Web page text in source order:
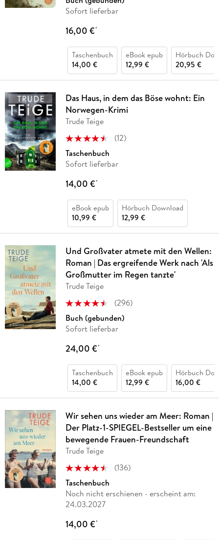
Sofort lieferbar
16,00 €*
Taschenbuch
14,00 €
eBook epub
12,99 €
Hörbuch
20,95 €
Das Haus, in dem das Böse wohnt: Ein
Norwegen-Krimi
Trude Teige
(12)
Taschenbuch
Sofort lieferbar
14,00 €*
eBook epub
10,99 €
Hörbuch Download
12,99 €
Und Großvater atmete mit den Wellen:
Roman | Das ergreifende Werk nach 'Als
Großmutter im Regen tanzte'
Trude Teige
(296)
Buch (gebunden)
Sofort lieferbar
24,00 €*
Taschenbuch
14,00 €
eBook epub
12,99 €
Hörbuch
16,00 €
Wir sehen uns wieder am Meer: Roman |
Der Platz-1-SPIEGEL-Bestseller um eine
bewegende Frauen-Freundschaft
Trude Teige
(136)
Taschenbuch
Noch nicht erschienen - erscheint am:
24.03.2027
14,00 €*